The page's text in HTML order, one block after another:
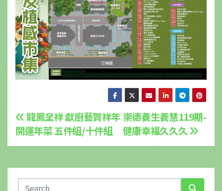
文
章
導
覽
崇德養生養慧119期-
健康幸福久久久
龍鳳呈祥 獻廚藝賀祥年
開運年菜 五件組/十件組